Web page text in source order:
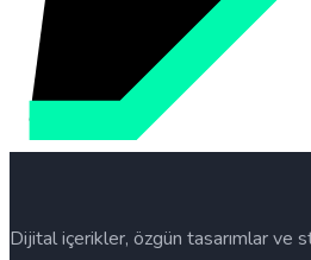
Dijital içerikler, özgün tasarımlar ve